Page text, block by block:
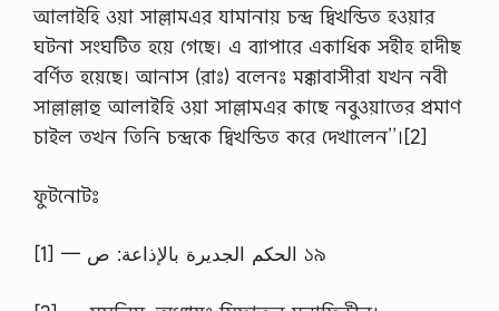
ফি
কে
ট
র্স
আলাইহি ওয়া সাল্লামএর যামানায় চন্দ্র দ্বিখন্ডিত হওয়ার
ঘটনা সংঘটিত হয়ে গেছে। এ ব্যাপারে একাধিক সহীহ হাদীছ
বর্ণিত হয়েছে। আনাস (রাঃ) বলেনঃ মক্কাবাসীরা যখন নবী
সাল্লাল্লাহু আলাইহি ওয়া সাল্লামএর কাছে নবুওয়াতের প্রমাণ
চাইল তখন তিনি চন্দ্রকে দ্বিখন্ডিত করে দেখালেন’’।[2]
ফুটনোটঃ
[1] — الحكم الجديرة بالإذاعة: ص ১৯